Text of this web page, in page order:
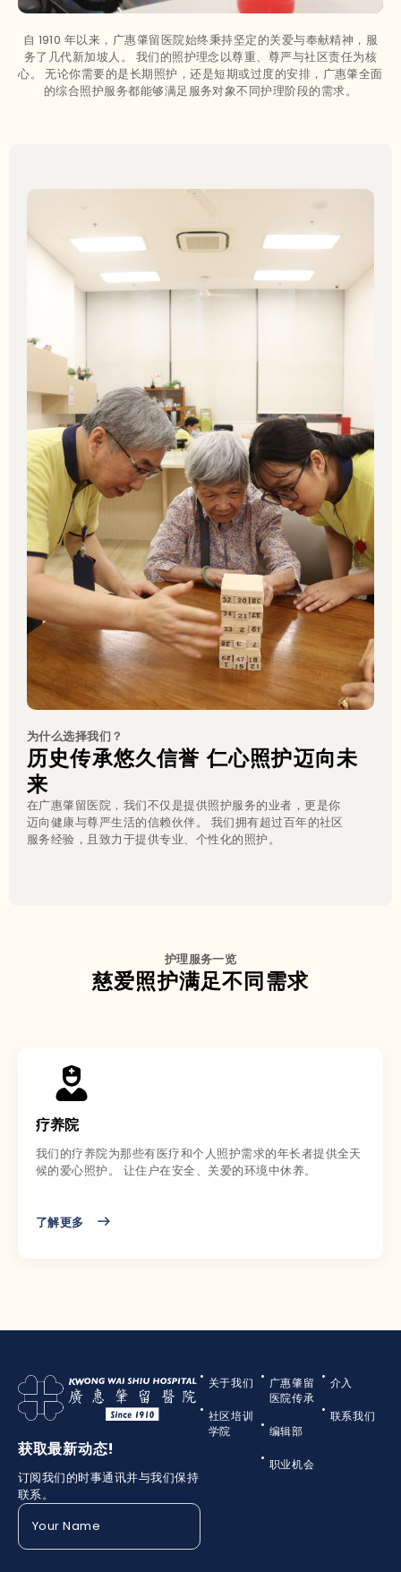
自 1910 年以来，广惠肇留医院始终秉持坚定的关爱与奉献精神，服
务了几代新加坡人。 我们的照护理念以尊重、尊严与社区责任为核
心。 无论你需要的是长期照护，还是短期或过度的安排，广惠肇全面
的综合照护服务都能够满足服务对象不同护理阶段的需求。
为什么选择我们？
历史传承悠久信誉 仁心照护迈向未
来
在广惠肇留医院，我们不仅是提供照护服务的业者，更是你
迈向健康与尊严生活的信赖伙伴。 我们拥有超过百年的社区
服务经验，且致力于提供专业、个性化的照护。
护理服务一览
慈爱照护满足不同需求
疗养院
我们的疗养院为那些有医疗和个人照护需求的年长者提供全天
候的爱心照护。 让住户在安全、关爱的环境中休养。
了解更多
获取最新动态!
订阅我们的时事通讯并与我们保持
联系。
Your
Name
关于我们
社区培训
学院
广惠肇留
医院传承
编辑部
职业机会
介入
联系我们